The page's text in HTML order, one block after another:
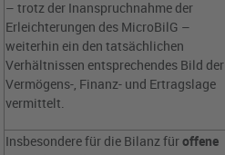
– trotz der Inanspruchnahme der
Erleichterungen des MicroBilG –
weiterhin ein den tatsächlichen
Verhältnissen entsprechendes Bild der
Vermögens-, Finanz- und Ertragslage
vermittelt.
Insbesondere für die Bilanz füroffene